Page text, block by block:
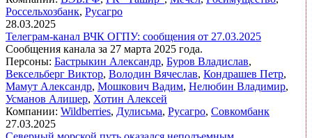
Россельхозбанк, Русагро
28.03.2025
Телеграм-канал ВЧК ОГПУ: сообщения от 27.03.2025
Сообщения канала за 27 марта 2025 года.
Персоны: Бастрыкин Александр, Буров Владислав,
Вексельберг Виктор, Володин Вячеслав, Кондрашев Петр,
Мамут Александр, Мошкович Вадим, Нелюбин Владимир,
Усманов Алишер, Хотин Алексей
Компании: Wildberries, Дулисьма, Русагро, Совкомбанк
27.03.2025